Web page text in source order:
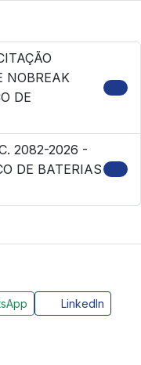
NOBREAK
DE
2082-2026 -
DE BATERIAS
LinkedIn